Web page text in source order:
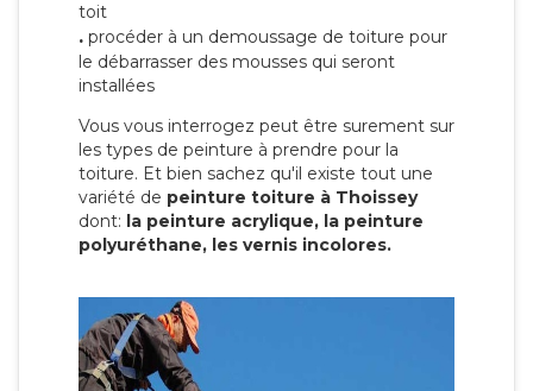
toit
. procéder à un demoussage de toiture pour
le débarrasser des mousses qui seront
installées
Vous vous interrogez peut être surement sur
les types de peinture à prendre pour la
toiture. Et bien sachez qu'il existe tout une
variété de peinture toiture à Thoissey
dont: la peinture acrylique, la peinture
polyuréthane, les vernis incolores.